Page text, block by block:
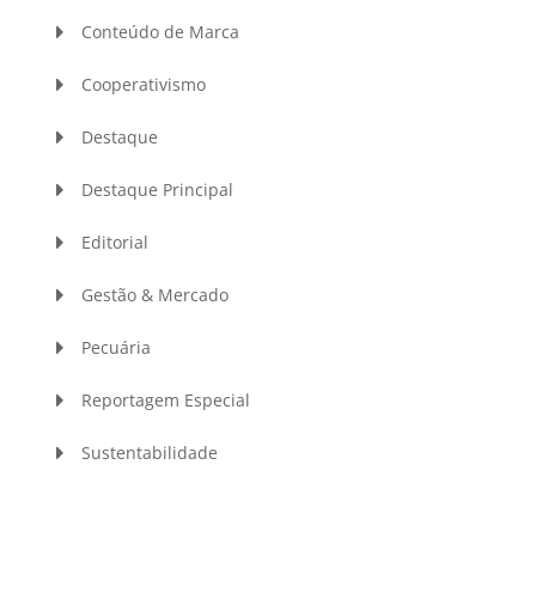
Conteúdo de Marca
Cooperativismo
Destaque
Destaque Principal
Editorial
Gestão & Mercado
Pecuária
Reportagem Especial
Sustentabilidade